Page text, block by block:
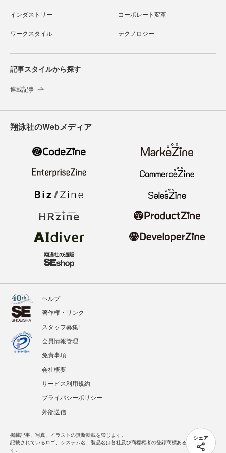
シェア
インダストリー コーポレート変革
ワークスタイル テクノロジー
記事スタイルから探す
連載記事
翔泳社のWebメディア
ヘルプ
著作権・リンク
スタッフ募集!
会員情報管理
免責事項
会社概要
サービス利用規約
プライバシーポリシー
外部送信
掲載記事、写真、イラストの無断転載を禁じます。
記載されているロゴ、システム名、製品名は各社及び商標権者の登録商標あるいは商標で
す。